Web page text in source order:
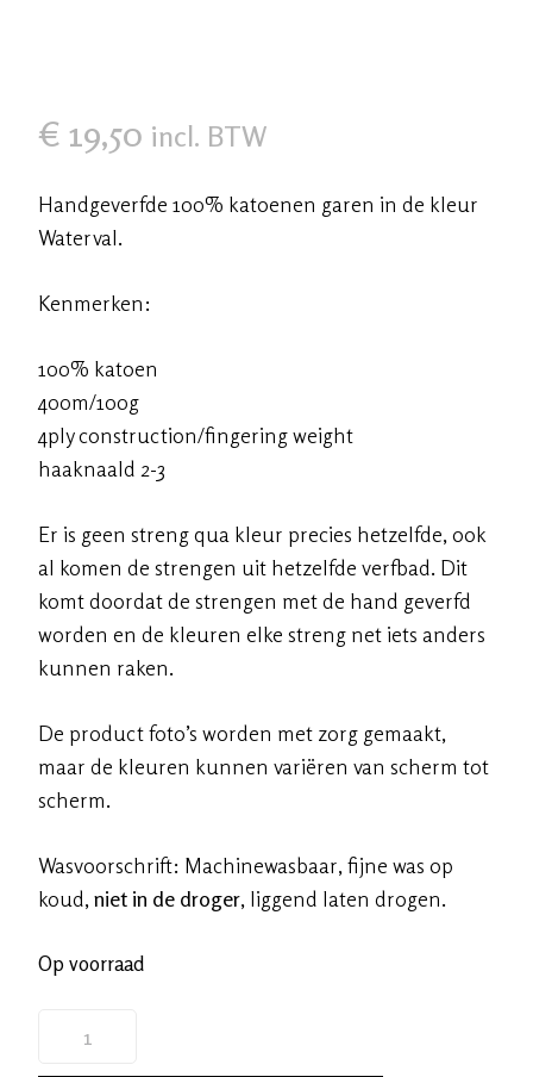
€ 19,50 incl. BTW
Handgeverfde 100% katoenen garen in de kleur
Waterval.
Kenmerken:
100% katoen
400m/100g
4ply construction/fingering weight
haaknaald 2-3
Er is geen streng qua kleur precies hetzelfde, ook
al komen de strengen uit hetzelfde verfbad. Dit
komt doordat de strengen met de hand geverfd
worden en de kleuren elke streng net iets anders
kunnen raken.
De product foto’s worden met zorg gemaakt,
maar de kleuren kunnen variëren van scherm tot
scherm.
Wasvoorschrift: Machinewasbaar, fijne was op
koud, niet in de droger, liggend laten drogen.
Op voorraad